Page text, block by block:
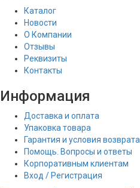
Каталог
Новости
О Компании
Отзывы
Реквизиты
Контакты
Информация
Доставка и оплата
Упаковка товара
Гарантия и условия возврата
Помощь. Вопросы и ответы
Корпоративным клиентам
Вход / Регистрация